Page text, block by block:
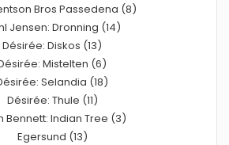
Bros Passedena (8)
Jensen: Dronning (14)
Désirée: Diskos (13)
Mistelten (6)
Selandia (18)
Désirée: Thule (11)
Bennett: Indian Tree (3)
Egersund (13)